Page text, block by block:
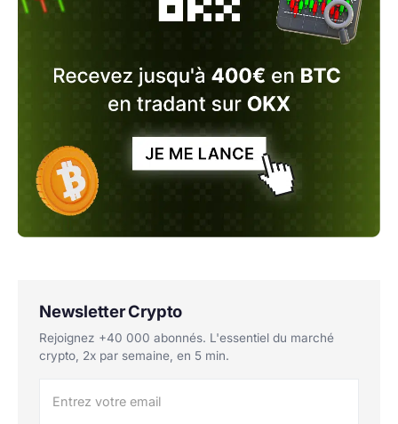
Newsletter Crypto
Rejoignez +40 000 abonnés. L'essentiel du marché
crypto, 2x par semaine, en 5 min.